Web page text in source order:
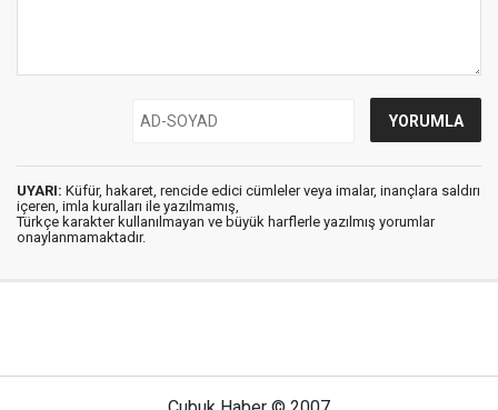
UYARI: Küfür, hakaret, rencide edici cümleler veya imalar, inançlara saldırı
içeren, imla kuralları ile yazılmamış,
Türkçe karakter kullanılmayan ve büyük harflerle yazılmış yorumlar
onaylanmamaktadır.